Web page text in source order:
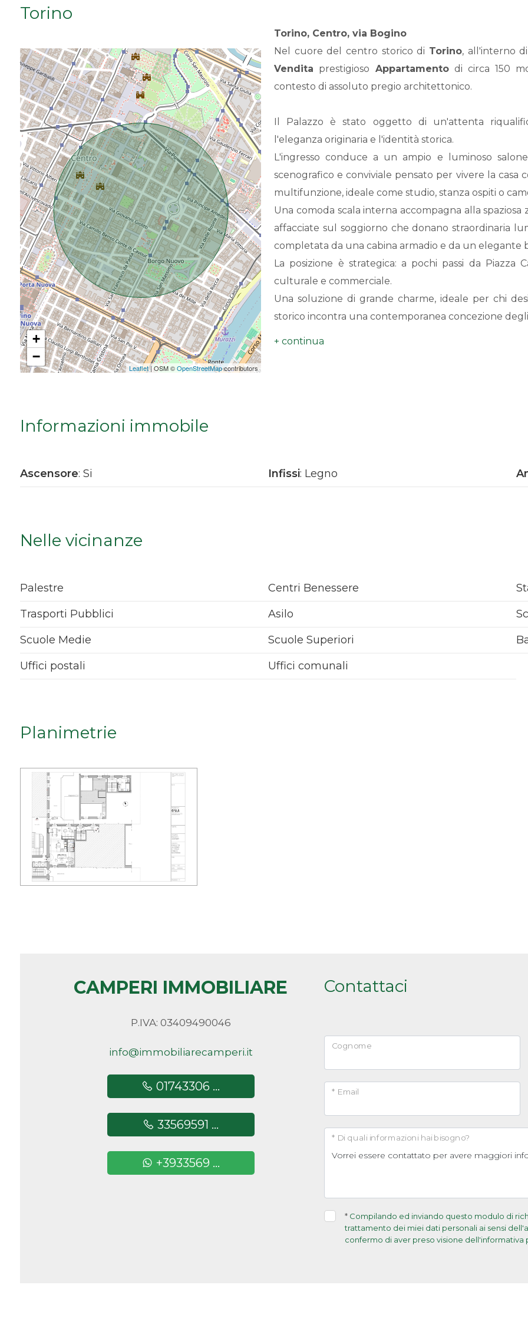
Torino
+
−
Leaflet| OSM ©OpenStreetMapcontributors
Torino, Centro, via Bogino
Nel cuore del centro storico di Torino, all'interno
Vendita prestigioso Appartamentodi circa 150
contesto di assoluto pregio architettonico.
Il Palazzo è stato oggetto di un'attenta
l'eleganza originaria e l'identità storica.
L'ingresso conduce a un ampio e luminoso
scenografico e conviviale pensato per vivere la
multifunzione, ideale come studio, stanza ospiti o
Una comoda scala interna accompagna alla
affacciate sul soggiorno che donano straordinaria
completata da una cabina armadio e da un elegante
La posizione è strategica: a pochi passi da Piazza
culturale e commerciale.
Una soluzione di grande charme, ideale per chi
storico incontra una contemporanea concezione degli
L'immobile viene venduto completo degli arredi.
Informazioni immobile
Ascensore: Si Infissi: Legno
Nelle vicinanze
Palestre Centri Benessere
Trasporti Pubblici
Asilo
Scuole Medie
Scuole Superiori
Uffici postali
Uffici comunali
Planimetrie
CAMPERI IMMOBILIARE
P.IVA: 03409490046
info@immobiliarecamperi.it
01743306 ...
33569591 ...
+3933569 ...
Contattaci
Cognome
* Email
* Di quali informazioni hai bisogno?
* Compilando ed inviando questo modulo di
trattamento dei miei dati personali ai sensi
confermo di aver preso visione dell'informativa
Da € 50.000 a € 100.000
Da € 100.000 a € 200.000
Da € 200.000 a € 400.000
Da € 400.000 a € 600.000
Da € 600.000 a € 800.000
Da € 800.000 a € 1.000.000
Da € 1.000.000 a € 2.000.000
Da € 2.000.000 a € 5.000.000
Da € 5.000.000 a € 10.000.000
Oltre € 10.000.000
Totale
Qualsiasi
2
3
4
Bagni
minimi
Qualsiasi